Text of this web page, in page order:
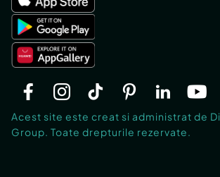
Acest site este creat si administrat de
Group. Toate drepturile rezervate.